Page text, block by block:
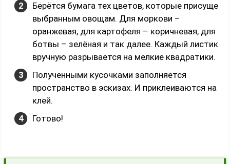
Берётся бумага тех цветов, которые присуще
выбранным овощам. Для моркови –
оранжевая, для картофеля – коричневая, для
ботвы – зелёная и так далее. Каждый листик
вручную разрывается на мелкие квадратики.
Полученными кусочками заполняется
пространство в эскизах. И приклеиваются на
клей.
Готово!